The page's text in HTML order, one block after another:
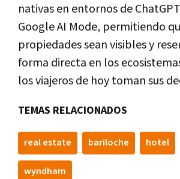
nativas en entornos de
Google AI Mode, permitiendo
propiedades sean visibles y
forma directa en los
los viajeros de hoy toman sus
TEMAS RELACIONADOS
real estate bariloche hotel
wyndham